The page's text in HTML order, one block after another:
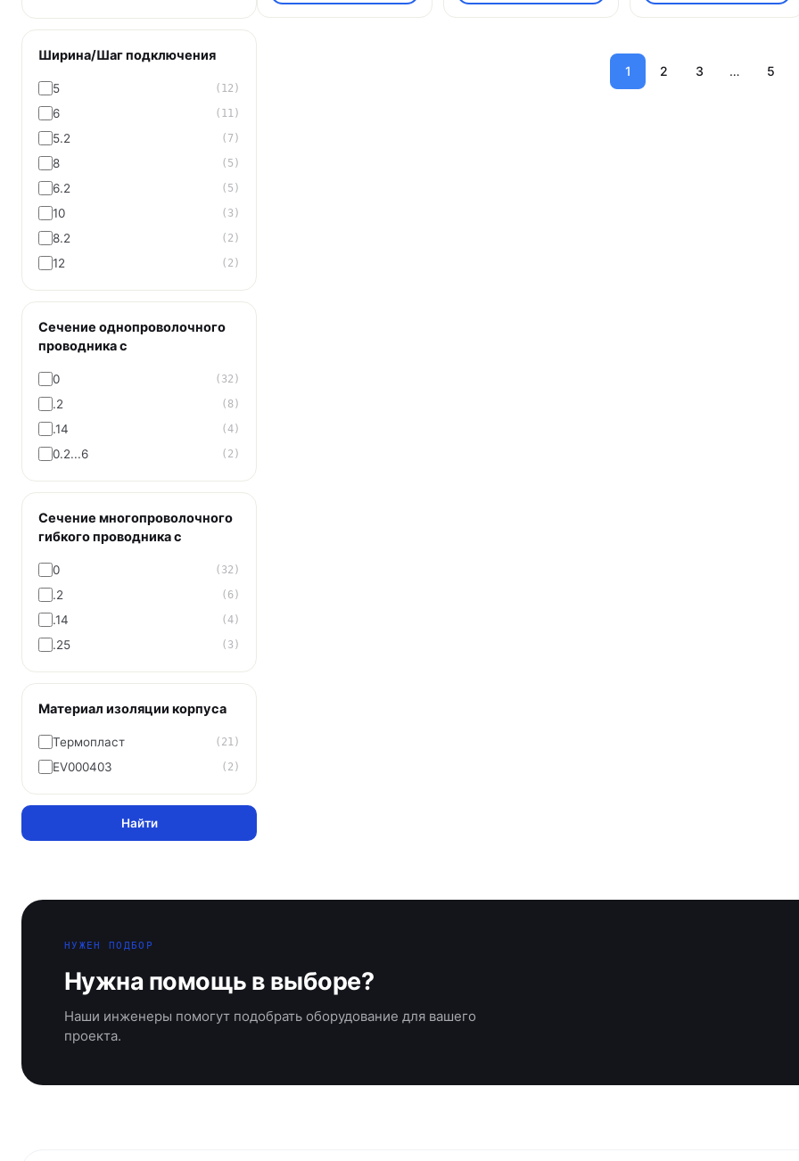
Ширина/Шаг подключения
5 (12)
6 (11)
5.2 (7)
8 (5)
6.2 (5)
10 (3)
8.2 (2)
12 (2)
Сечение однопроволочного
проводника с
0 (32)
.2 (8)
.14 (4)
0.2...6 (2)
Сечение многопроволочного
гибкого проводника с
0 (32)
.2 (6)
.14 (4)
.25 (3)
Материал изоляции корпуса
Термопласт (21)
EV000403 (2)
Найти
1 2 3 … 5
НУЖЕН ПОДБОР
Нужна помощь в выборе?
Наши инженеры помогут подобрать оборудование для вашего
проекта.